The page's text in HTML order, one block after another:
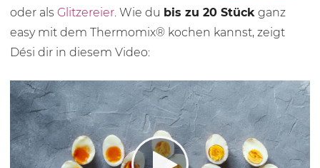
oder als Glitzereier . Wie du bis zu 20 Stück ganz
easy mit dem Thermomix® kochen kannst, zeigt
Dési dir in diesem Video: